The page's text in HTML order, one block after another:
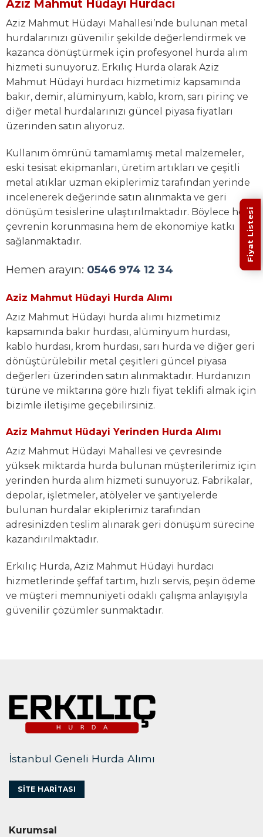
Aziz Mahmut Hüdayi Hurdacı
Aziz Mahmut Hüdayi Mahallesi’nde bulunan metal
hurdalarınızı güvenilir şekilde değerlendirmek ve
kazanca dönüştürmek için profesyonel hurda alım
hizmeti sunuyoruz. Erkılıç Hurda olarak Aziz
Mahmut Hüdayi hurdacı hizmetimiz kapsamında
bakır, demir, alüminyum, kablo, krom, sarı pirinç ve
diğer metal hurdalarınızı güncel piyasa fiyatları
üzerinden satın alıyoruz.
Kullanım ömrünü tamamlamış metal malzemeler,
eski tesisat ekipmanları, üretim artıkları ve çeşitli
metal atıklar uzman ekiplerimiz tarafından yerinde
incelenerek değerinde satın alınmakta ve geri
dönüşüm tesislerine ulaştırılmaktadır. Böylece hem
çevrenin korunmasına hem de ekonomiye katkı
sağlanmaktadır.
Hemen arayın: 0546 974 12 34
Aziz Mahmut Hüdayi Hurda Alımı
Aziz Mahmut Hüdayi hurda alımı hizmetimiz
kapsamında bakır hurdası, alüminyum hurdası,
kablo hurdası, krom hurdası, sarı hurda ve diğer geri
dönüştürülebilir metal çeşitleri güncel piyasa
değerleri üzerinden satın alınmaktadır. Hurdanızın
türüne ve miktarına göre hızlı fiyat teklifi almak için
bizimle iletişime geçebilirsiniz.
Aziz Mahmut Hüdayi Yerinden Hurda Alımı
Aziz Mahmut Hüdayi Mahallesi ve çevresinde
yüksek miktarda hurda bulunan müşterilerimiz için
yerinden hurda alım hizmeti sunuyoruz. Fabrikalar,
depolar, işletmeler, atölyeler ve şantiyelerde
bulunan hurdalar ekiplerimiz tarafından
adresinizden teslim alınarak geri dönüşüm sürecine
kazandırılmaktadır.
Erkılıç Hurda, Aziz Mahmut Hüdayi hurdacı
hizmetlerinde şeffaf tartım, hızlı servis, peşin ödeme
ve müşteri memnuniyeti odaklı çalışma anlayışıyla
güvenilir çözümler sunmaktadır.
İstanbul Geneli Hurda Alımı
SITE HARITASI
Kurumsal
Fiyat Listesi